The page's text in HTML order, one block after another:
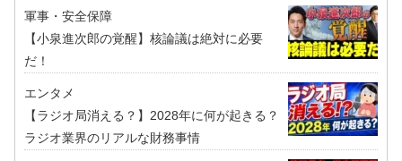
軍事・安全保障
【小泉進次郎の覚醒】核論議は絶対に必要
だ！
エンタメ
【ラジオ局消える？】2028年に何が起きる？
ラジオ業界のリアルな財務事情